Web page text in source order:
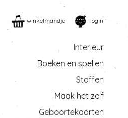
winkelmandje login
Interieur
Boeken en spellen
Stoffen
Maak het zelf
Geboortekaarten